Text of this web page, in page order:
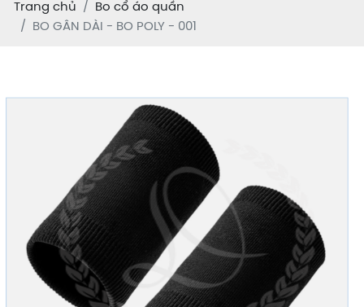
Trang chủ
Bo cổ áo quần
BO GÂN DÀI - BO POLY - 001